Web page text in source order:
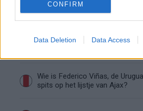
CONFIRM
Data Deletion Data Access
Steijn: ‘Bergwijn was niet mijn
Ajax-aanvoerder’
Van Gaal-vertrek markeert einde
Wie is Federico Viñas, de
spits op het lijstje van Ajax?